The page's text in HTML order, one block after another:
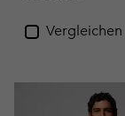
Vergleichen